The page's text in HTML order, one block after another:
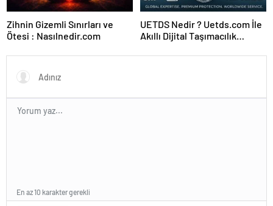
Zihnin Gizemli Sınırları ve
Ötesi : Nasılnedir.com
UETDS Nedir ? Uetds.com İle
Akıllı Dijital Taşımacılık
En az 10 karakter gerekli